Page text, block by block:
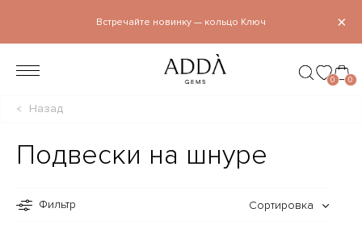
×
Встречайте новинку — кольцо Ключ
0 0
Назад
Подвески на шнуре
Сортировка
Фильтр